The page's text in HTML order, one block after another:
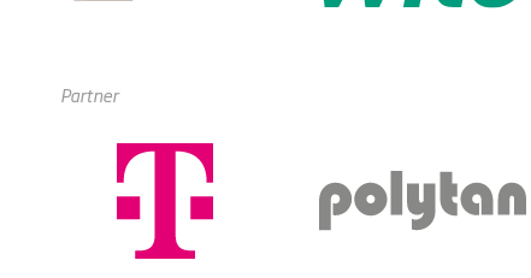
Partner